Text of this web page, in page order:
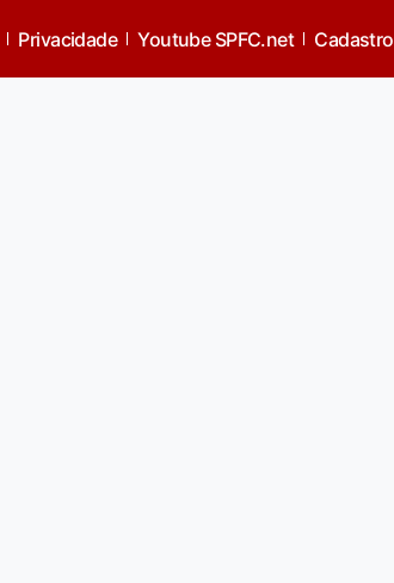
Privacidade Youtube SPFC.net Cadastro